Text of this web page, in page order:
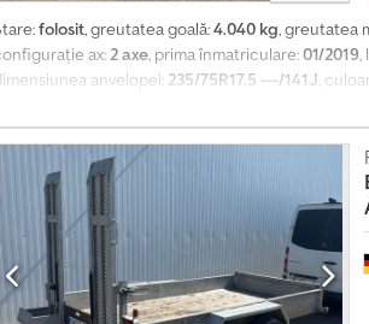
folosit, greutatea goală:4.040 kg, greutatea
ax:2 axe, prima înmatriculare:01/2019,
anvelopei: 235/75R17,5 ---/141J,
, Dotări:ABS, frână cu aer comprimat,
modificări, imagini exemplificative --, Mai multe